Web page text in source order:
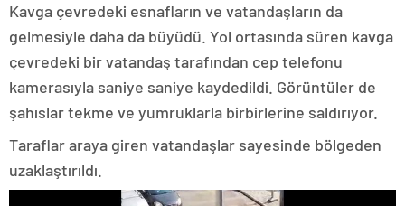
Kavga çevredeki esnafların ve vatandaşların da
gelmesiyle daha da büyüdü. Yol ortasında süren kavga
çevredeki bir vatandaş tarafından cep telefonu
kamerasıyla saniye saniye kaydedildi. Görüntüler de
şahıslar tekme ve yumruklarla birbirlerine saldırıyor.
Taraflar araya giren vatandaşlar sayesinde bölgeden
uzaklaştırıldı.